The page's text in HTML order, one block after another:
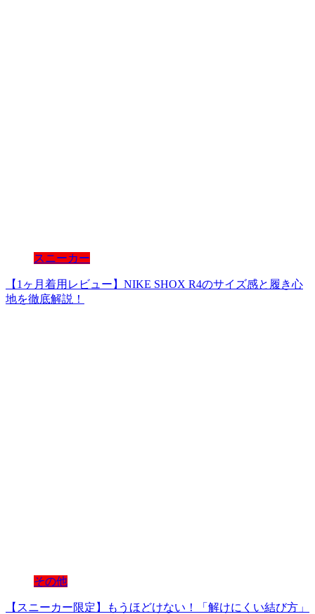
スニーカー
【1ヶ月着用レビュー】NIKE SHOX R4のサイズ感と履き心
地を徹底解説！
その他
【スニーカー限定】もうほどけない！「解けにくい結び方」